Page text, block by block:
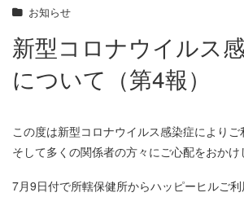
お知らせ
新型コロナウイルス
について（第4報）
この度は新型コロナウイルス感染症により
そして多くの関係者の方々にご心配をおかけ
7月9日付で所轄保健所からハッピーヒルご